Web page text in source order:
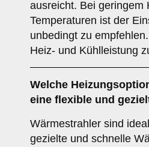
ausreicht. Bei geringem
Temperaturen ist der
unbedingt zu
Heiz- und Kühlleistung
Welche
eine flexible und
Wärmestrahler sind
gezielte und schnelle